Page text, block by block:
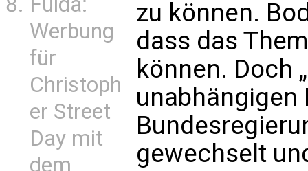
Werbung
für
Christoph
er Street
Day mit
dem
zu können.
dass das
können. Doch
unabhängigen
gewechselt